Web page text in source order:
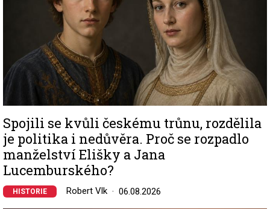
Spojili se kvůli českému trůnu, rozdělila
je politika i nedůvěra. Proč se rozpadlo
manželství Elišky a Jana
Lucemburského?
HISTORIE Robert Vlk 06.08.2026